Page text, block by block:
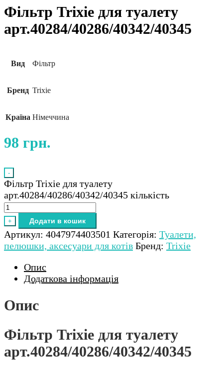
Фільтр Trixie для туалету
арт.40284/40286/40342/40345
Вид Фільтр
Бренд Trixie
Країна Німеччина
98 грн.
-
Фільтр Trixie для туалету
арт.40284/40286/40342/40345 кількість
+ Додати в кошик
Артикул: 4047974403501 Категорія: Туалети,
пелюшки, аксесуари для котів Бренд: Trixie
Опис
Додаткова інформація
Опис
Фільтр Trixie для туалету
арт.40284/40286/40342/40345